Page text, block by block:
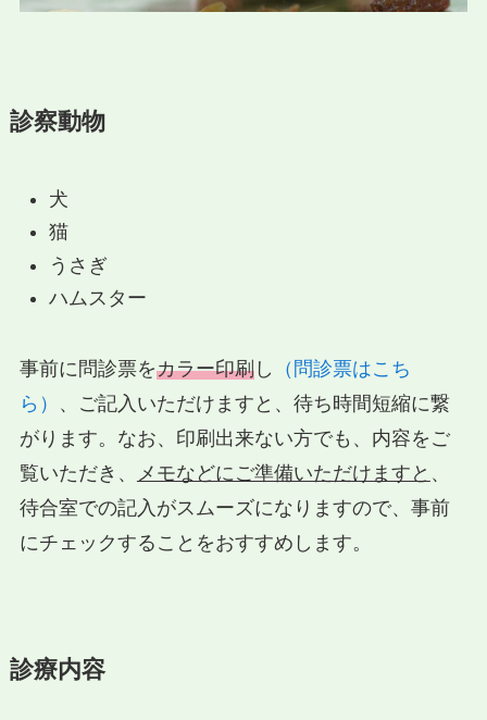
診察動物
犬
猫
うさぎ
ハムスター
事前に問診票をカラー印刷し
（問診票はこち
ら）
、ご記入いただけますと、待ち時間短縮に繋
がります。なお、印刷出来ない方でも、内容をご
覧いただき、
メモなどにご準備いただけますと 、
待合室での記入がスムーズになりますので、事前
にチェックすることをおすすめします。
診療内容